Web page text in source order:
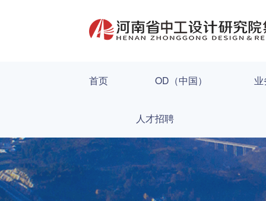
首页 OD（中国）
人才招聘